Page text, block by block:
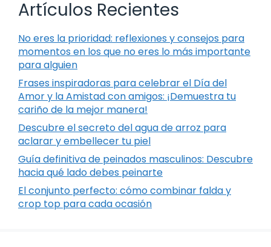
Artículos Recientes
No eres la prioridad: reflexiones y consejos para
momentos en los que no eres lo más importante
para alguien
Frases inspiradoras para celebrar el Día del
Amor y la Amistad con amigos: ¡Demuestra tu
cariño de la mejor manera!
Descubre el secreto del agua de arroz para
aclarar y embellecer tu piel
Guía definitiva de peinados masculinos: Descubre
hacia qué lado debes peinarte
El conjunto perfecto: cómo combinar falda y
crop top para cada ocasión